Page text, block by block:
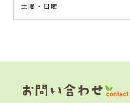
土曜・日曜